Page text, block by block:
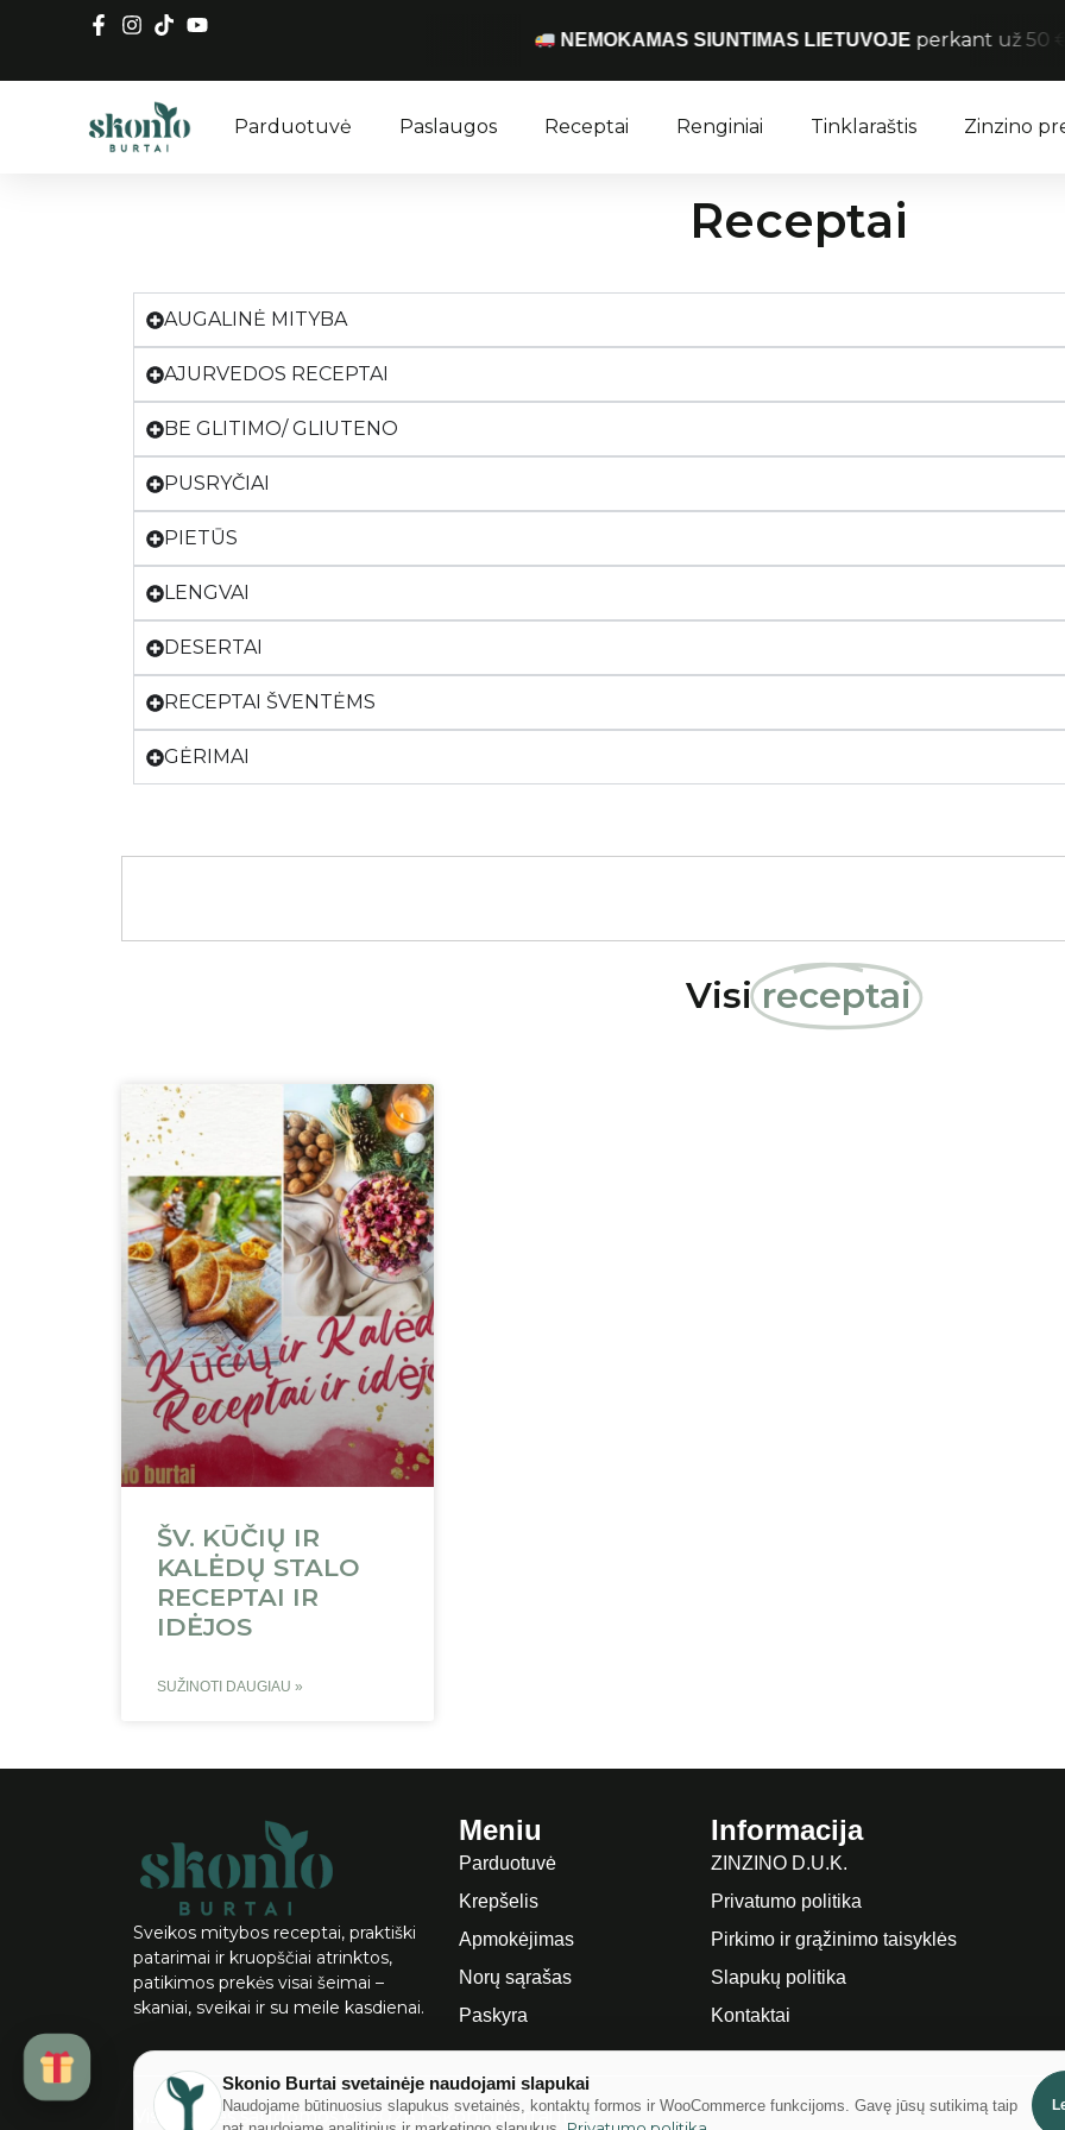
NEMOKAMAS SIUNTIMAS LIETUVOJEperkant už 50 € ir
Parduotuvė Paslaugos Receptai Renginiai Tinklaraštis Zinzino
Receptai
AUGALINĖ MITYBA
AJURVEDOS RECEPTAI
BE GLITIMO/ GLIUTENO
PUSRYČIAI
PIETŪS
LENGVAI
DESERTAI
RECEPTAI ŠVENTĖMS
GĖRIMAI
Visi receptai
ŠV. KŪČIŲ IR
KALĖDŲ STALO
RECEPTAI IR
IDĖJOS
SUŽINOTI DAUGIAU »
Sveikos mitybos receptai, praktiški
patarimai ir kruopščiai atrinktos,
patikimos prekės visai šeimai –
skaniai, sveikai ir su meile kasdienai.
Meniu
Parduotuvė
Krepšelis
Apmokėjimas
Norų sąrašas
Paskyra
Informacija
ZINZINO D.U.K.
Privatumo politika
Pirkimo ir grąžinimo taisyklės
Slapukų politika
Kontaktai
Visos teisės saugomos ©2026|Skonioburtai.lt
Skonio Burtai svetainėje naudojami slapukai
Naudojame būtinuosius slapukus svetainės, kontaktų formos ir WooCommerce funkcijoms. Gavę jūsų sutikimą taip